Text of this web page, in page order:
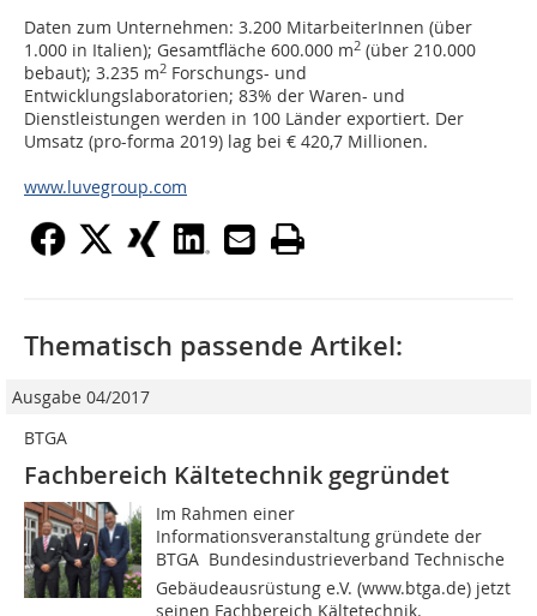
Daten zum Unternehmen: 3.200 MitarbeiterInnen (über
1.000 in Italien); Gesamtfläche 600.000 m2 (über 210.000
bebaut); 3.235 m2 Forschungs- und
Entwicklungslaboratorien; 83% der Waren- und
Dienstleistungen werden in 100 Länder exportiert. Der
Umsatz (pro-forma 2019) lag bei € 420,7 Millionen.
www.luvegroup.com
Thematisch passende Artikel:
Ausgabe 04/2017
BTGA
Fachbereich Kältetechnik gegründet
Im Rahmen einer
Informationsveranstaltung gründete der
BTGA  Bundesindustrieverband Technische
Gebäudeausrüstung e.V. (www.btga.de) jetzt
seinen Fachbereich Kältetechnik.